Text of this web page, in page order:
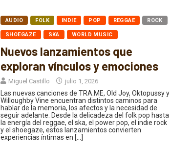
AUDIO FOLK INDIE POP REGGAE ROCK
SHOEGAZE SKA WORLD MUSIC
Nuevos lanzamientos que
exploran vínculos y emociones
Miguel Castillo julio 1, 2026
Las nuevas canciones de TRA.ME, Old Joy, Oktopussy y
Willoughby Vine encuentran distintos caminos para
hablar de la memoria, los afectos y la necesidad de
seguir adelante. Desde la delicadeza del folk pop hasta
la energía del reggae, el ska, el power pop, el indie rock
y el shoegaze, estos lanzamientos convierten
experiencias íntimas en […]